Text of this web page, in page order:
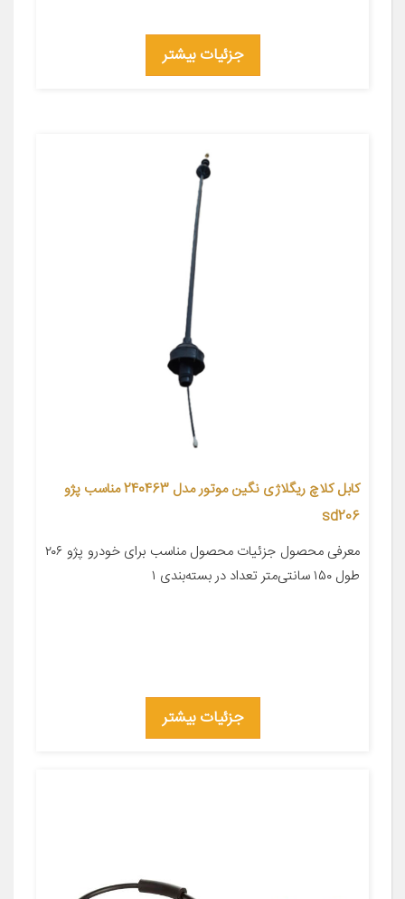
جزئیات بیشتر
کابل کلاچ ریگلاژی نگین موتور مدل 240463 مناسب پژو
sd206
معرفی محصول جزئیات محصول مناسب برای خودرو پژو ۲۰۶
طول ۱۵۰ سانتی‌متر تعداد در بسته‌بندی ۱
جزئیات بیشتر